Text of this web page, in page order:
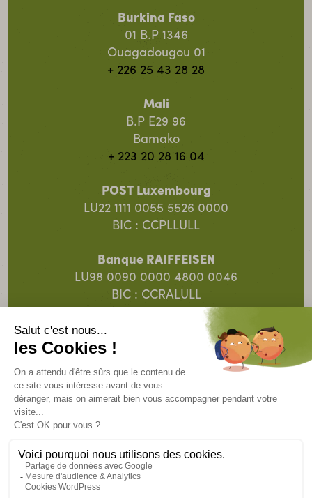
Burkina Faso
01 B.P 1346
Ouagadougou 01
+ 226 25 43 28 28
Mali
B.P E29 96
Bamako
+ 223 20 28 16 04
POST Luxembourg
LU22 1111 0055 5526 0000
BIC : CCPLLULL
Banque RAIFFEISEN
LU98 0090 0000 4800 0046
BIC : CCRALULL
Banque Spuerkeess
LU91 0019 5055 8313 4000
© 2025 SOS Faim Luxembourg Action pour le